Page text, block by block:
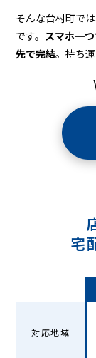
そんな台村町では
です。 スマホ一
先で完結。持ち
宅
対応地域